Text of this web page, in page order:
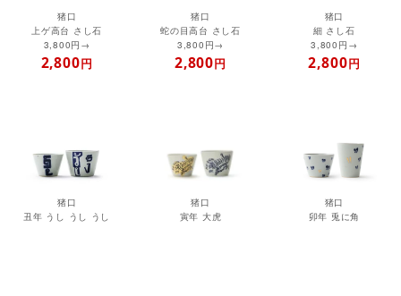
猪口
上ゲ高台 さし石
3,800円→
2,800円
猪口
蛇の目高台 さし石
3,800円→
2,800円
猪口
細 さし石
3,800円→
2,800円
猪口
丑年 うし うし うし
猪口
寅年 大虎
猪口
卯年 兎に角